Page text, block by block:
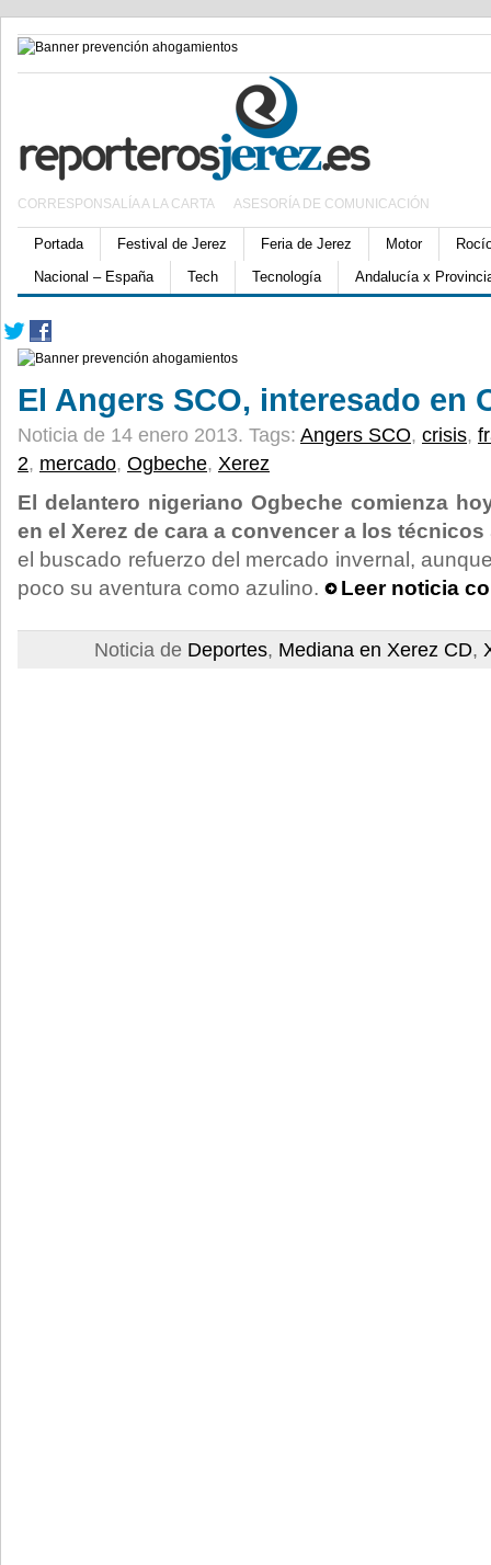
CORRESPONSALÍA A LA CARTA ASESORÍA DE COMUNICACIÓN
Portada Festival de Jerez Feria de Jerez Motor
Nacional – España
Tech Tecnología Andalucía x
El Angers SCO, interesado en
Noticia de 14 enero 2013. Tags: Angers SCO, crisis,
2, mercado, Ogbeche, Xerez
El delantero nigeriano Ogbeche comienza
en el Xerez de cara a convencer a los técnicos
el buscado refuerzo del mercado invernal,
poco su aventura como azulino.
Leer noticia
Noticia de Deportes, Mediana en Xerez CD,